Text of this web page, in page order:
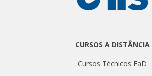
CURSOS A DISTÂNCIA
Cursos Técnicos EaD